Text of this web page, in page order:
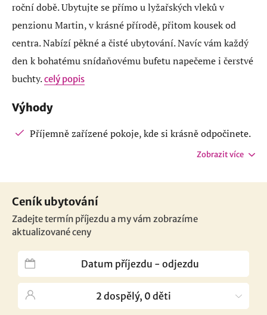
roční době. Ubytujte se přímo u lyžařských vleků v
penzionu Martin, v krásné přírodě, přitom kousek od
centra. Nabízí pěkné a čisté ubytování. Navíc vám každý
den k bohatému snídaňovému bufetu napečeme i čerstvé
buchty.celý popis
Výhody
Příjemně zařízené pokoje, kde si krásně odpočinete.
Zobrazit více
Ceník ubytování
Zadejte termín příjezdu a my vám zobrazíme
aktualizované ceny